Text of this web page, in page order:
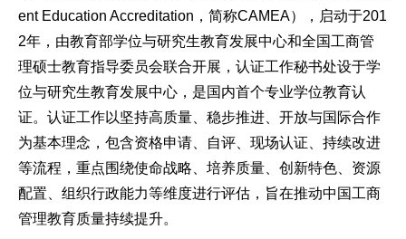
ent Education Accreditation，简称CAMEA），启动于201
2年，由教育部学位与研究生教育发展中心和全国工商管
理硕士教育指导委员会联合开展，认证工作秘书处设于学
位与研究生教育发展中心，是国内首个专业学位教育认
证。认证工作以坚持高质量、稳步推进、开放与国际合作
为基本理念，包含资格申请、自评、现场认证、持续改进
等流程，重点围绕使命战略、培养质量、创新特色、资源
配置、组织行政能力等维度进行评估，旨在推动中国工商
管理教育质量持续提升。